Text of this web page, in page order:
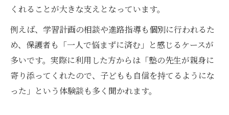
くれることが大きな支えとなっています。
例えば、学習計画の相談や進路指導も個別に行われるた
め、保護者も「一人で悩まずに済む」と感じるケースが
多いです。実際に利用した方からは「塾の先生が親身に
寄り添ってくれたので、子どもも自信を持てるようにな
った」という体験談も多く聞かれます。